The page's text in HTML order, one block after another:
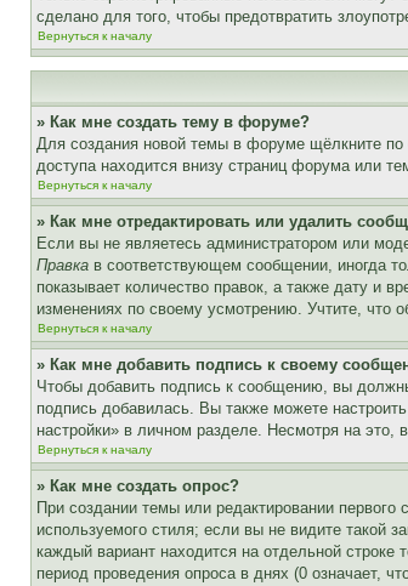
сделано для того, чтобы предотвратить
Вернуться к началу
» Как мне создать тему в форуме?
Для создания новой темы в форуме щёлкните по
доступа находится внизу страниц форума или
Вернуться к началу
» Как мне отредактировать или удалить
Если вы не являетесь администратором или
Правка в соответствующем сообщении, иногда
показывает количество правок, а также дату и
изменениях по своему усмотрению. Учтите, что
Вернуться к началу
» Как мне добавить подпись к своему
Чтобы добавить подпись к сообщению, вы
подпись добавилась. Вы также можете
настройки» в личном разделе. Несмотря на
Вернуться к началу
» Как мне создать опрос?
При создании темы или редактировании
используемого стиля; если вы не видите такой
каждый вариант находится на отдельной строке
период проведения опроса в днях (0 означает,